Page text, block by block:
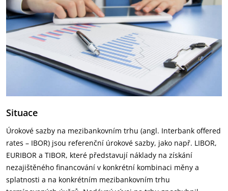
Situace
Úrokové sazby na mezibankovním trhu (angl. Interbank offered
rates – IBOR) jsou referenční úrokové sazby, jako např. LIBOR,
EURIBOR a TIBOR, které představují náklady na získání
nezajištěného financování v konkrétní kombinaci měny a
splatnosti a na konkrétním mezibankovním trhu